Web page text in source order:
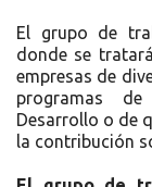
El grupo de
donde se
empresas de
programas
Desarrollo o de
la contribución